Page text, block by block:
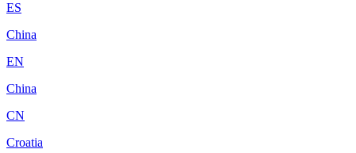
ES
China
EN
China
CN
Croatia